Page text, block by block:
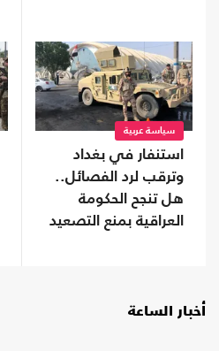
سياسة عربية
استنفار في بغداد
وترقب لرد الفصائل..
هل تنجح الحكومة
العراقية بمنع التصعيد
أخبار الساعة